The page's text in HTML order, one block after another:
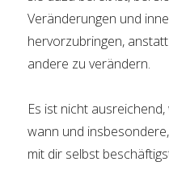
Veränderungen und
hervorzubringen,
andere zu verändern.
Es ist nicht
wann und
mit dir selbst